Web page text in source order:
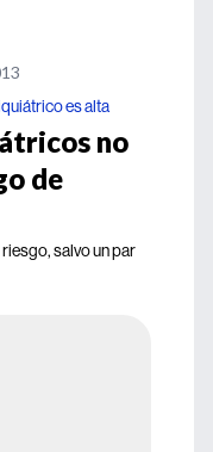
es alta
no
de
salvo un par